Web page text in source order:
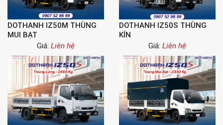
DOTHANH IZ50M THÙNG
MUI BẠT
Giá: Liên hệ
DOTHANH IZ50S THÙNG
KÍN
Giá: Liên hệ